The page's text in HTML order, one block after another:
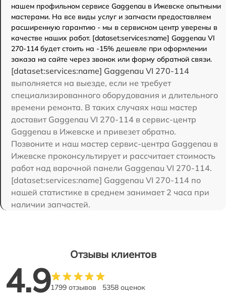
нашем профильном сервисе Gaggenau в Ижевске опытными
мастерами. На все виды услуг и запчасти предоставляем
расширенную гарантию - мы в сервисном центр уверены в
качестве наших работ. [dataset:services:name] Gaggenau VI
270-114 будет стоить на -15% дешевле при оформлении
заказа на сайте через звонок или форму обратной связи.
[dataset:services:name] Gaggenau VI 270-114
выполняется на выезде, если не требует
специализированного оборудования и длительного
времени ремонта. В таких случаях наш мастер
доставит Gaggenau VI 270-114 в сервис-центр
Gaggenau в Ижевске и привезет обратно.
Позвоните и наш мастер сервис-центра Gaggenau в
Ижевске проконсультирует и рассчитает стоимость
работ над варочной панели Gaggenau VI 270-114.
[dataset:services:name] Gaggenau VI 270-114 по
нашей статистике в среднем занимает 2 часа при
наличии запчастей.
Отзывы клиентов
4.91799 отзывов 5358 оценок